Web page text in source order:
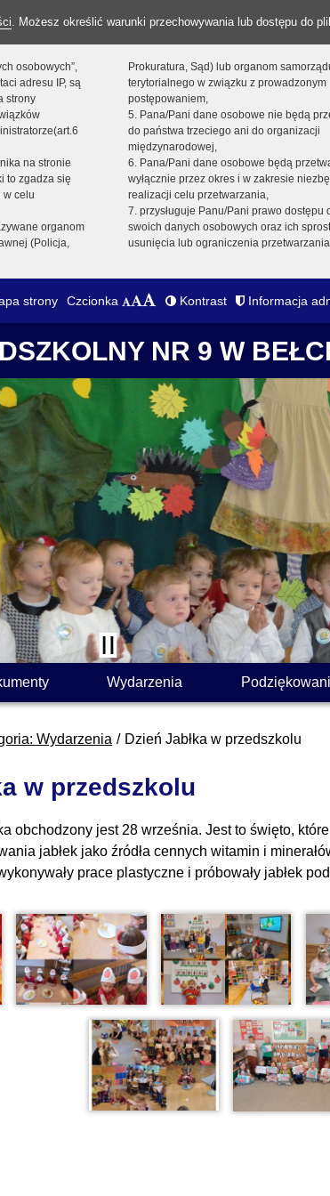
. Możesz określić warunki przechowywania lub dostępu do
osobowych”,
adresu IP, są
strony
na stronie
to zgadza się
w celu
organom
(Policja,
Prokuratura, Sąd) lub organom
terytorialnego w związku z prowadzonym
postępowaniem,
5. Pana/Pani dane osobowe nie będą
do państwa trzeciego ani do organizacji
międzynarodowej,
6. Pana/Pani dane osobowe będą
wyłącznie przez okres i w zakresie
realizacji celu przetwarzania,
7. przysługuje Panu/Pani prawo dostępu
swoich danych osobowych oraz ich
usunięcia lub ograniczenia
strony Czcionka Kontrast Informacja
NR 9 W
Wydarzenia
Wydarzenia Dzień Jabłka w przedszkolu
w przedszkolu
obchodzony jest 28 września. Jest to święto,
jabłek jako źródła cennych witamin i
prace plastyczne i próbowały jabłek